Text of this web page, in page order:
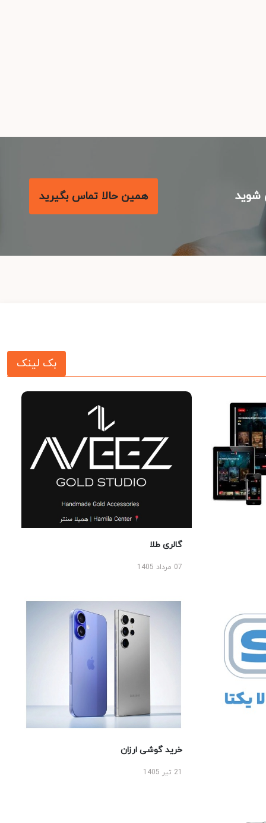
همین حالا تماس بگیرید
بک لینک
گالری طلا
07 مرداد 1405
خرید گوشی ارزان